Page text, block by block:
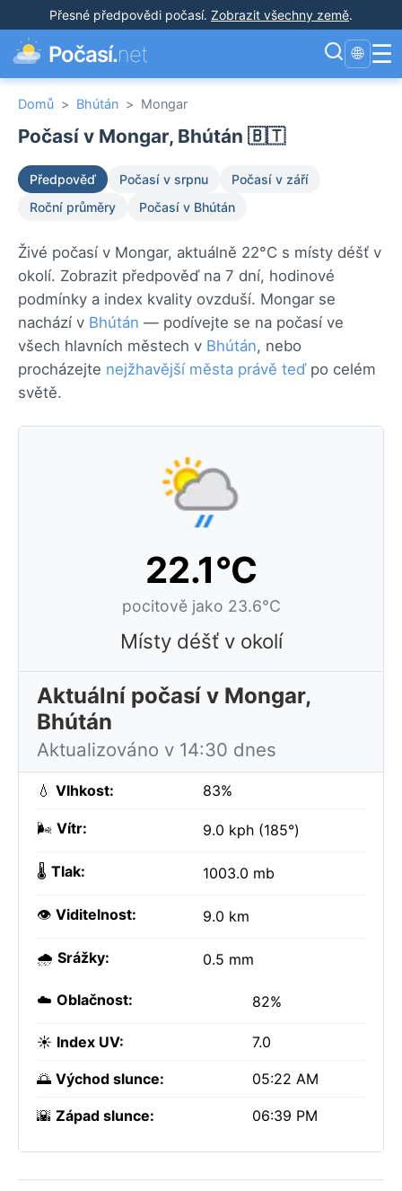
Přesné předpovědi počasí. Zobrazit všechny země.
Počasí.net 🌐 ☰
Domů > Bhútán > Mongar
Počasí v Mongar, Bhútán 🇧🇹
Předpověď Počasí v srpnu
Počasí v září
Roční průměry
Počasí v Bhútán
Živé počasí v Mongar, aktuálně 22°C s místy déšť v
okolí. Zobrazit předpověď na 7 dní, hodinové
podmínky a index kvality ovzduší. Mongar se
nachází v Bhútán — podívejte se na počasí ve
všech hlavních městech v Bhútán, nebo
procházejte nejžhavější města právě teďpo celém
světě.
22.1°C
pocitově jako 23.6°C
Místy déšť v okolí
Aktuální počasí v Mongar,
Bhútán
Aktualizováno v 14:30 dnes
💧 Vlhkost: 83%
🌬️ Vítr: 9.0 kph (185°)
🌡️ Tlak: 1003.0 mb
👁️ Viditelnost: 9.0 km
🌧️ Srážky: 0.5 mm
☁️ Oblačnost: 82%
☀️ Index UV: 7.0
🌅 Východ slunce: 05:22 AM
🌇 Západ slunce: 06:39 PM